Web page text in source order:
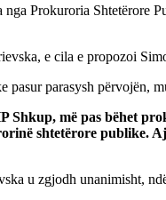
Prokuroria Shtetërore
e cila e propozoi
parasysh përvojën,
Shkup, më pas bëhet
shtetërore publike.
u zgjodh unanimisht,